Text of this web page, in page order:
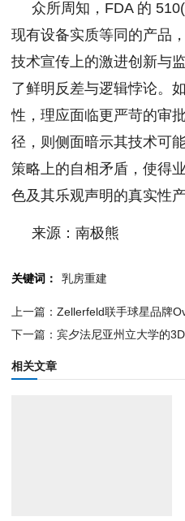
众所周知，FDA 的
现有设备实质等同的产品
技术宣传上的激进创新与
了鲜明反差与逻辑悖论。
性，理应面临更严苛的审
径，则侧面暗示其技术可
策略上的自相矛盾，使得
色及其乐观声明的真实性
来源：南极熊
关键词： 乳房重建
相关文章